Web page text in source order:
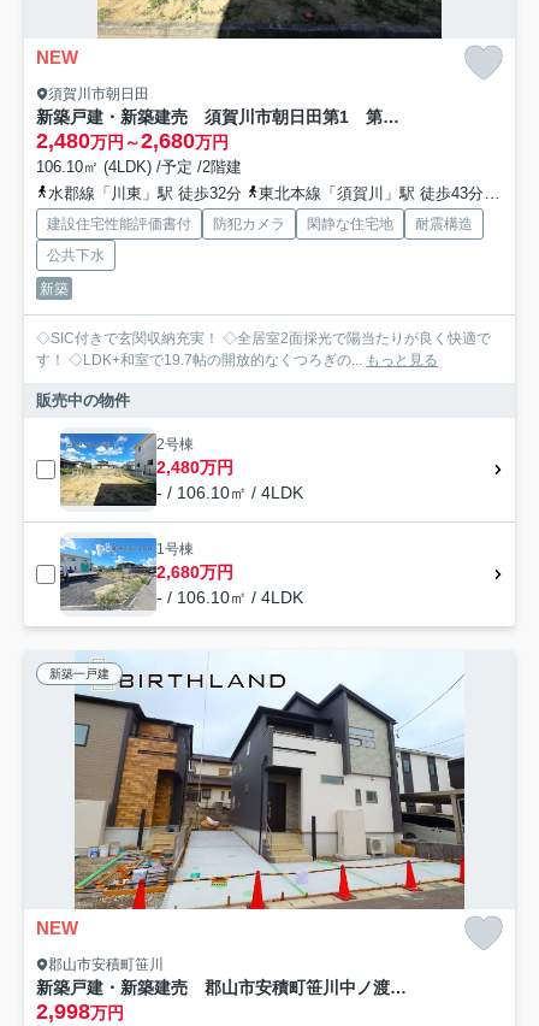
NEW
須賀川市朝日田
新築戸建・新築建売 須賀川市朝日田第1 第三小・第三中
2,480万円～2,680万円
106.10㎡ (4LDK) /予定 /2階建
水郡線「川東」駅 徒歩32分
東北本線「須賀川」駅 徒歩43分
建設住宅性能評価書付 防犯カメラ 閑静な住宅地
耐震構造
公共下水
新築
◇SIC付きで玄関収納充実！ ◇全居室2面採光で陽当たりが良く快適で
す！ ◇LDK+和室で19.7帖の開放的なくつろぎの... もっと見る
販売中の物件
2号棟
2,480万円
- / 106.10㎡ / 4LDK
1号棟
2,680万円
- / 106.10㎡ / 4LDK
新築一戸建
NEW
郡山市安積町笹川
新築戸建・新築建売 郡山市安積町笹川中ノ渡戸 安積第三小・安積第二中
2,998万円